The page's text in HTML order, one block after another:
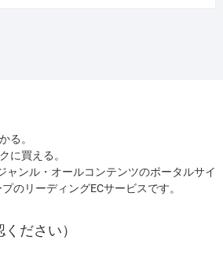
る。
に買える。
ャンル・オールコンテンツのポータルサイ
のリーディングECサービスです。
ださい）